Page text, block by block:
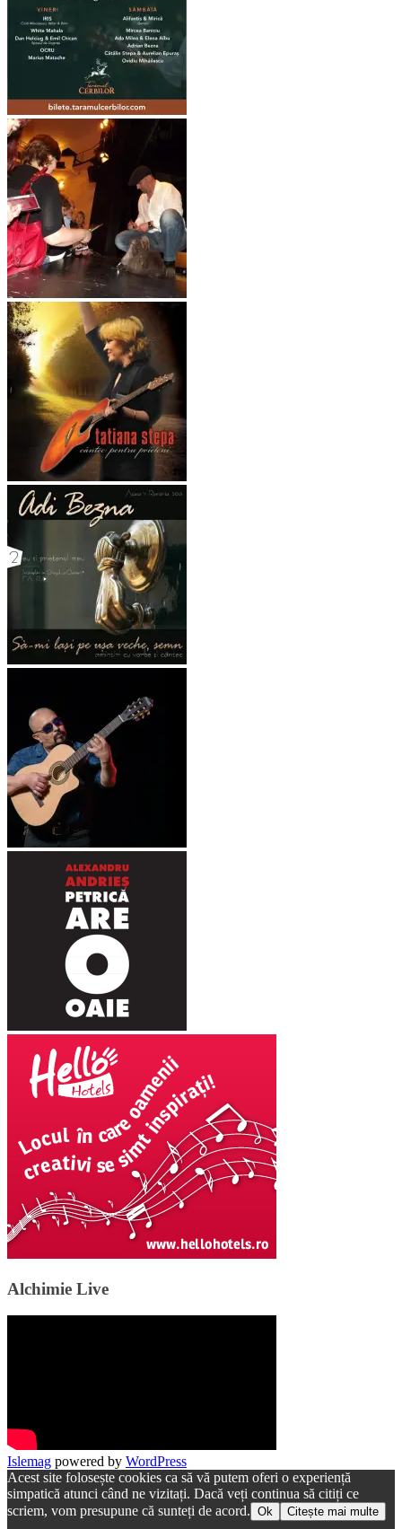
Alchimie Live
Islemag powered by WordPress
Acest site folosește cookies ca să vă putem oferi o experiență
simpatică atunci când ne vizitați. Dacă veți continua să citiți ce
scriem, vom presupune că sunteți de acord. Ok Citește mai multe